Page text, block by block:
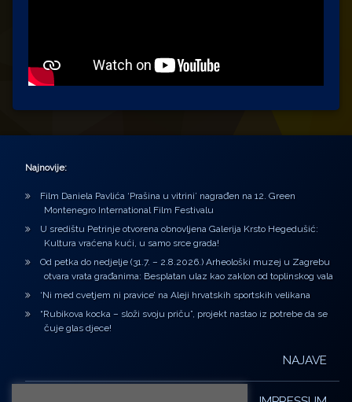
Najnovije:
Film Daniela Pavlića ‘Prašina u vitrini’ nagrađen na 12. Green
Montenegro International Film Festivalu
U središtu Petrinje otvorena obnovljena Galerija Krsto Hegedušić:
Kultura vraćena kući, u samo srce grada!
Od petka do nedjelje (31.7. – 2.8.2026.) Arheološki muzej u Zagrebu
otvara vrata građanima: Besplatan ulaz kao zaklon od toplinskog vala
‘Ni med cvetjem ni pravice’ na Aleji hrvatskih sportskih velikana
“Rubikova kocka – složi svoju priču”, projekt nastao iz potrebe da se
čuje glas djece!
NAJAVE